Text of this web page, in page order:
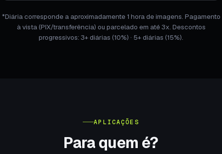
*Diária corresponde a aproximadamente 1 hora de imagens. Pagamento
à vista (PIX/transferência) ou parcelado em até 3x. Descontos
progressivos: 3+ diárias (10%) · 5+ diárias (15%).
APLICAÇÕES
Para quem é?